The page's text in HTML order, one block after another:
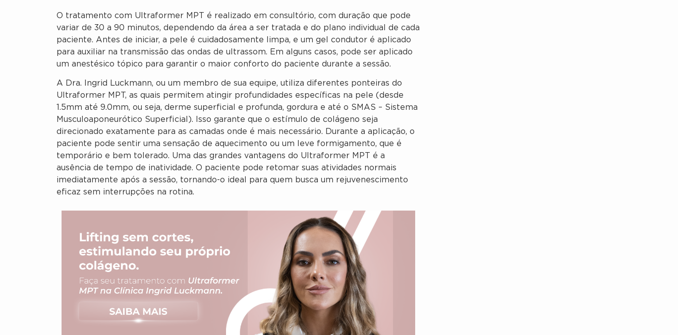
O tratamento com Ultraformer MPT é realizado em consultório, com duração que pode
variar de 30 a 90 minutos, dependendo da área a ser tratada e do plano individual de cada
paciente. Antes de iniciar, a pele é cuidadosamente limpa, e um gel condutor é aplicado
para auxiliar na transmissão das ondas de ultrassom. Em alguns casos, pode ser aplicado
um anestésico tópico para garantir o maior conforto do paciente durante a sessão.
A Dra. Ingrid Luckmann, ou um membro de sua equipe, utiliza diferentes ponteiras do
Ultraformer MPT, as quais permitem atingir profundidades específicas na pele (desde
1.5mm até 9.0mm, ou seja, derme superficial e profunda, gordura e até o SMAS – Sistema
Musculoaponeurótico Superficial). Isso garante que o estímulo de colágeno seja
direcionado exatamente para as camadas onde é mais necessário. Durante a aplicação, o
paciente pode sentir uma sensação de aquecimento ou um leve formigamento, que é
temporário e bem tolerado. Uma das grandes vantagens do Ultraformer MPT é a
ausência de tempo de inatividade. O paciente pode retomar suas atividades normais
imediatamente após a sessão, tornando-o ideal para quem busca um rejuvenescimento
eficaz sem interrupções na rotina.